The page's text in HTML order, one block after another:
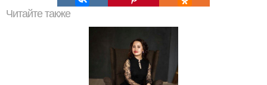
Читайте также